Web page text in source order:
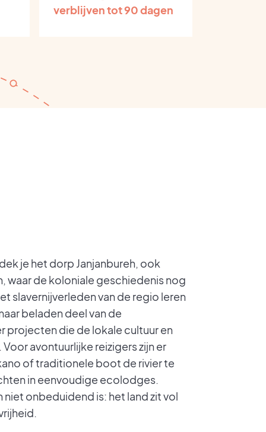
verblijven tot 90 dagen
je het dorp Janjanbureh, ook
waar de koloniale geschiedenis nog
slavernijverleden van de regio leren
beladen deel van de
projecten die de lokale cultuur en
avontuurlijke reizigers zijn er
of traditionele boot de rivier te
in eenvoudige ecolodges.
onbeduidend is: het land zit vol